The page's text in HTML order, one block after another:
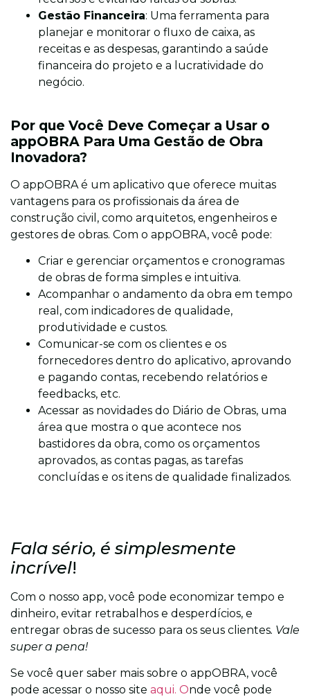
Gestão Financeira: Uma ferramenta para
planejar e monitorar o fluxo de caixa, as
receitas e as despesas, garantindo a saúde
financeira do projeto e a lucratividade do
negócio.
Por que Você Deve Começar a Usar o
appOBRA Para Uma Gestão de Obra
Inovadora?
O appOBRA é um aplicativo que oferece muitas
vantagens para os profissionais da área de
construção civil, como arquitetos, engenheiros e
gestores de obras. Com o appOBRA, você pode:
Criar e gerenciar orçamentos e cronogramas
de obras de forma simples e intuitiva.
Acompanhar o andamento da obra em tempo
real, com indicadores de qualidade,
produtividade e custos.
Comunicar-se com os clientes e os
fornecedores dentro do aplicativo, aprovando
e pagando contas, recebendo relatórios e
feedbacks, etc.
Acessar as novidades do Diário de Obras, uma
área que mostra o que acontece nos
bastidores da obra, como os orçamentos
aprovados, as contas pagas, as tarefas
concluídas e os itens de qualidade finalizados.
Fala sério, é simplesmente
incrível!
Com o nosso app, você pode economizar tempo e
dinheiro, evitar retrabalhos e desperdícios, e
entregar obras de sucesso para os seus clientes. Vale
super a pena!
Se você quer saber mais sobre o appOBRA, você
pode acessar o nosso site aqui. Onde você pode